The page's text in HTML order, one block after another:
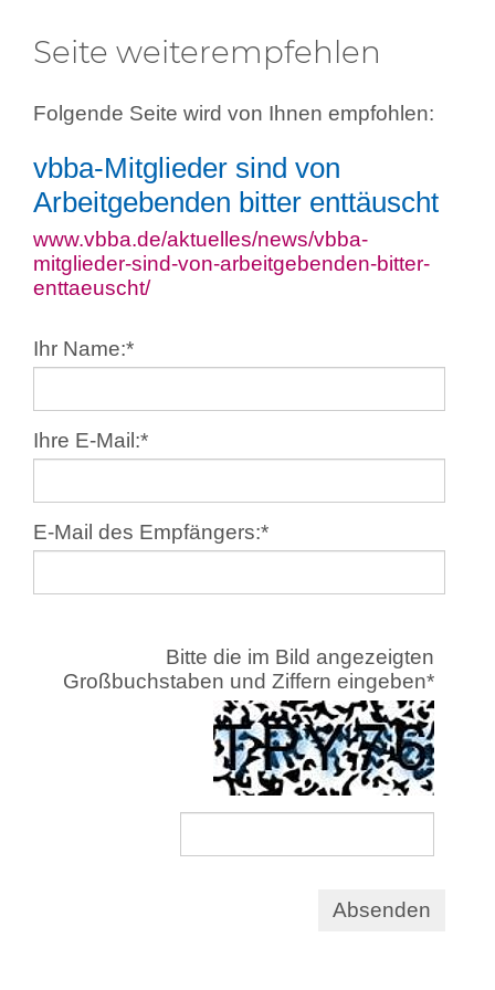
Seite weiterempfehlen
Folgende Seite wird von Ihnen empfohlen:
vbba-Mitglieder sind von
Arbeitgebenden bitter enttäuscht
www.vbba.de/aktuelles/news/vbba-
mitglieder-sind-von-arbeitgebenden-bitter-
enttaeuscht/
Ihr Name:*
Ihre E-Mail:*
E-Mail des Empfängers:*
Bitte die im Bild angezeigten
Großbuchstaben und Ziffern eingeben*
Absenden